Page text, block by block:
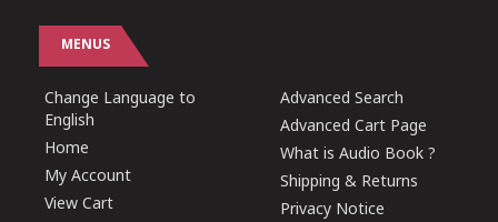
MENUS
Change Language to
English
Home
My Account
View Cart
Advanced Search
Advanced Cart Page
What is Audio Book ?
Shipping & Returns
Privacy Notice